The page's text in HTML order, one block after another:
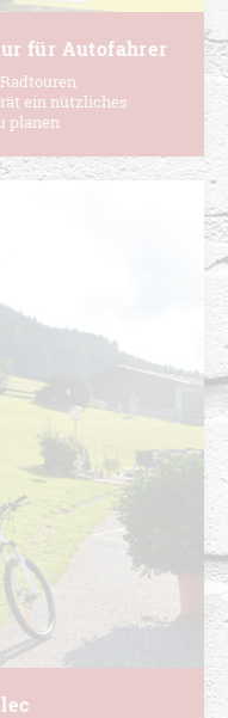
für Autofahrer
ein nützliches
planen